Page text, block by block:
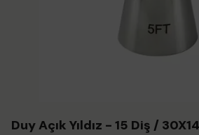
Duy Açık Yıldız - 15 Diş /